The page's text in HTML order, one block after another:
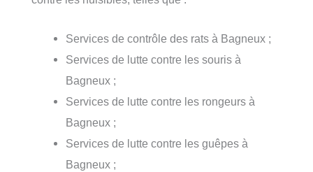
Services de contrôle des rats à Bagneux ;
Services de lutte contre les souris à
Bagneux ;
Services de lutte contre les rongeurs à
Bagneux ;
Services de lutte contre les guêpes à
Bagneux ;